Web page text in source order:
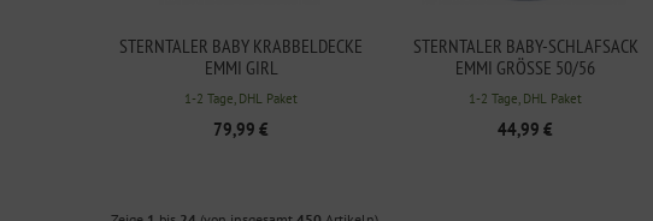
STERNTALER BABY KRABBELDECKE
EMMI GIRL
1-2 Tage, DHL Paket
79,99 €
STERNTALER BABY-SCHLAFSACK
EMMI GRÖSSE 50/56
1-2 Tage, DHL Paket
44,99 €